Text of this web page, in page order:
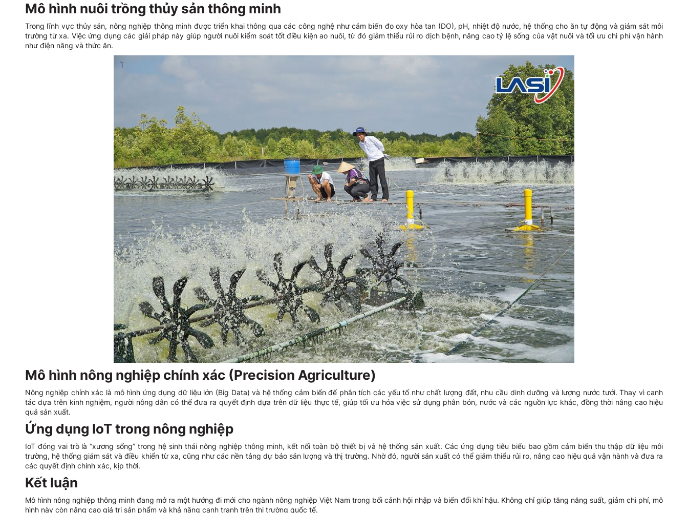
Mô hình nuôi trồng thủy sản thông minh
Trong lĩnh vực thủy sản, nông nghiệp thông minh được triển khai thông qua các công nghệ như cảm biến đo oxy hòa tan (DO), pH, nhiệt độ nước, hệ thống cho ăn tự động và giám sát môi
trường từ xa. Việc ứng dụng các giải pháp này giúp người nuôi kiểm soát tốt điều kiện ao nuôi, từ đó giảm thiểu rủi ro dịch bệnh, nâng cao tỷ lệ sống của vật nuôi và tối ưu chi phí vận hành
như điện năng và thức ăn.
Mô hình nông nghiệp chính xác (Precision Agriculture)
Nông nghiệp chính xác là mô hình ứng dụng dữ liệu lớn (Big Data) và hệ thống cảm biến để phân tích các yếu tố như chất lượng đất, nhu cầu dinh dưỡng và lượng nước tưới. Thay vì canh
tác dựa trên kinh nghiệm, người nông dân có thể đưa ra quyết định dựa trên dữ liệu thực tế, giúp tối ưu hóa việc sử dụng phân bón, nước và các nguồn lực khác, đồng thời nâng cao hiệu
quả sản xuất.
Ứng dụng IoT trong nông nghiệp
IoT đóng vai trò là “xương sống” trong hệ sinh thái nông nghiệp thông minh, kết nối toàn bộ thiết bị và hệ thống sản xuất. Các ứng dụng tiêu biểu bao gồm cảm biến thu thập dữ liệu môi
trường, hệ thống giám sát và điều khiển từ xa, cũng như các nền tảng dự báo sản lượng và thị trường. Nhờ đó, người sản xuất có thể giảm thiểu rủi ro, nâng cao hiệu quả vận hành và đưa ra
các quyết định chính xác, kịp thời.
Kết luận
Mô hình nông nghiệp thông minh đang mở ra một hướng đi mới cho ngành nông nghiệp Việt Nam trong bối cảnh hội nhập và biến đổi khí hậu. Không chỉ giúp tăng năng suất, giảm chi phí, mô
hình này còn nâng cao giá trị sản phẩm và khả năng cạnh tranh trên thị trường quốc tế.